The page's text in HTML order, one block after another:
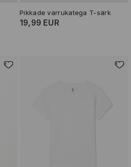
Pikkade varrukatega T-särk
19,99 EUR